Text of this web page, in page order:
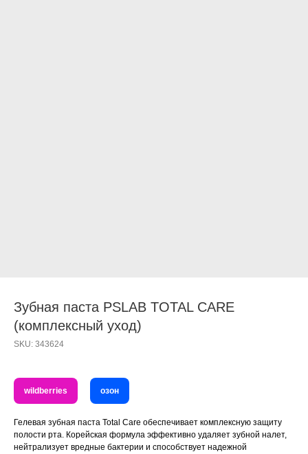
Зубная паста PSLAB TOTAL CARE
(комплексный уход)
SKU: 343624
wildberries озон
Гелевая зубная паста Total Care обеспечивает комплексную защиту
полости рта. Корейская формула эффективно удаляет зубной налет,
нейтрализует вредные бактерии и способствует надежной